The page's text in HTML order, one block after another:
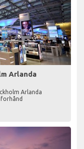
Arlanda
Arlanda